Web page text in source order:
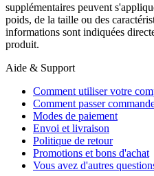
supplémentaires peuvent
poids, de la taille ou des
informations sont indiquées
produit.
Aide & Support
Comment utiliser votre
Comment passer
Modes de paiement
Envoi et livraison
Politique de retour
Promotions et bons d'achat
Vous avez d'autres